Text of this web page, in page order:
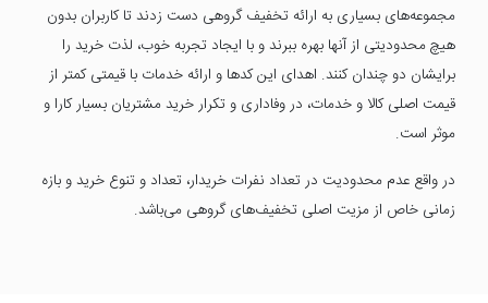
مجموعه‌های بسیاری به ارائه تخفیف گروهی دست زدند تا کاربران بدون
هیچ محدودیتی از آنها بهره ببرند و با ایجاد تجربه خوب، لذت خرید را
برایشان دو چندان کنند. اهدای این کدها و ارائه خدمات با قیمتی کمتر از
قیمت اصلی کالا و خدمات، در وفاداری و تکرار خرید مشتریان بسیار کارا و
موثر است.
در واقع عدم محدودیت در تعداد نفرات خریدار، تعداد و تنوع خرید و بازه
زمانی خاص از مزیت اصلی تخفیف‌های گروهی می‌باشد.